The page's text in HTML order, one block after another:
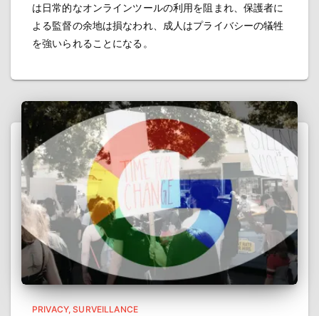
は日常的なオンラインツールの利用を阻まれ、保護者に
よる監督の余地は損なわれ、成人はプライバシーの犠牲
を強いられることになる。
PRIVACY SURVEILLANCE